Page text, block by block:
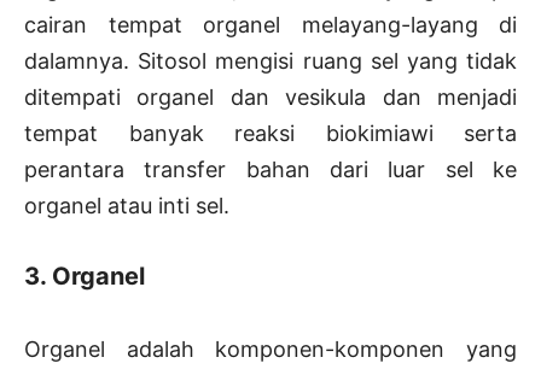
cairan tempat organel melayang-layang di
dalamnya. Sitosol mengisi ruang sel yang tidak
ditempati organel dan vesikula dan menjadi
tempat banyak reaksi biokimiawi serta
perantara transfer bahan dari luar sel ke
organel atau inti sel.
3. Organel
Organel adalah komponen-komponen yang